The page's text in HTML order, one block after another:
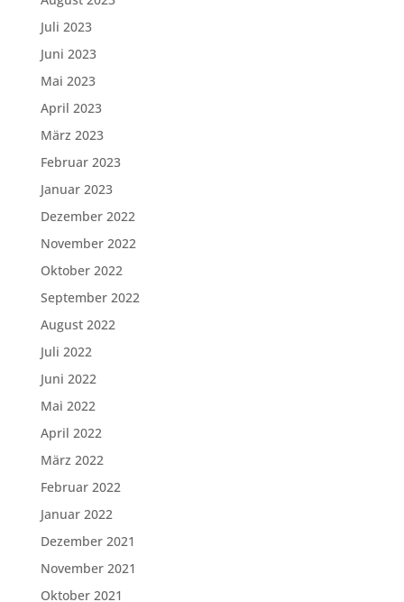
Juli 2023
Juni 2023
Mai 2023
April 2023
März 2023
Februar 2023
Januar 2023
Dezember 2022
November 2022
Oktober 2022
September 2022
August 2022
Juli 2022
Juni 2022
Mai 2022
April 2022
März 2022
Februar 2022
Januar 2022
Dezember 2021
November 2021
Oktober 2021